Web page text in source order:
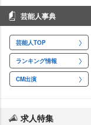
芸能人事典
芸能人TOP
ランキング情報
CM出演
求人特集